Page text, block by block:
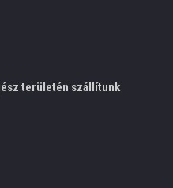
területén szállítunk